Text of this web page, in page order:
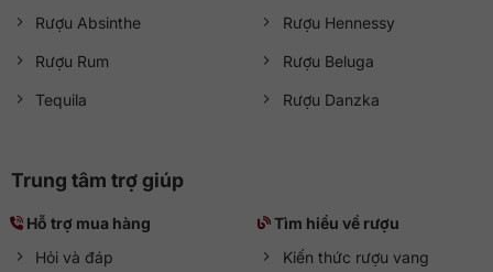
Rượu Absinthe
Rượu Rum
Tequila
Rượu Hennessy
Rượu Beluga
Rượu Danzka
Trung tâm trợ giúp
Hỗ trợ mua hàng
Hỏi và đáp
Tìm hiểu về rượu
Kiến thức rượu vang